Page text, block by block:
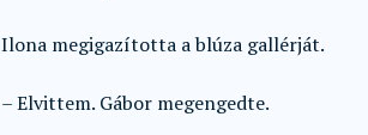
Ilona megigazította a blúza gallérját.
– Elvittem. Gábor megengedte.